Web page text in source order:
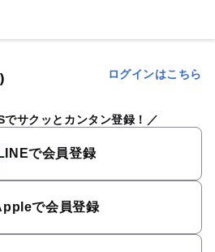
ログインはこちら
サクッとカンタン登録！
で会員登録
で会員登録